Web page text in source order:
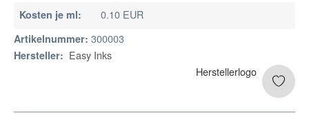
Kosten je ml: 0.10 EUR
Artikelnummer: 300003
Hersteller: Easy Inks